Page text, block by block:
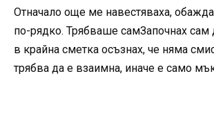
Отначало още ме навестяваха,
по-рядко. Трябваше самЗапочнах сам
в крайна сметка осъзнах, че няма
трябва да е взаимна, иначе е само